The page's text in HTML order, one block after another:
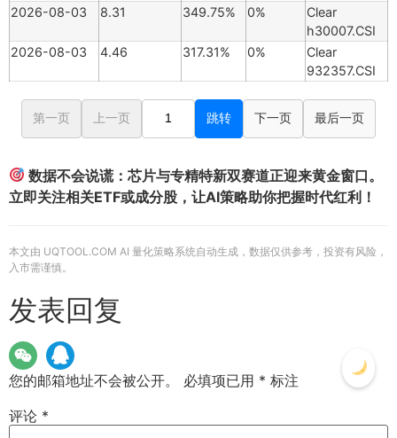
2026-08-03
8.31 349.75% 0%
Clear
h30007.CSI
2026-08-03
4.46 317.31% 0%
Clear
932357.CSI
第一页 上一页 跳转 下一页 最后一页
数据不会说谎：芯片与专精特新双赛道正迎来黄金窗口。
立即关注相关ETF或成分股，让AI策略助你把握时代红利！
本文由 UQTOOL.COM AI 量化策略系统自动生成，数据仅供参考，投资有风险，
入市需谨慎。
发表回复
您的邮箱地址不会被公开。 必填项已用 * 标注
评论 *